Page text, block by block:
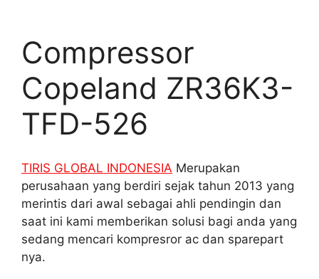
Compressor
Copeland ZR36K3-
TFD-526
TIRIS GLOBAL INDONESIA Merupakan
perusahaan yang berdiri sejak tahun 2013 yang
merintis dari awal sebagai ahli pendingin dan
saat ini kami memberikan solusi bagi anda yang
sedang mencari kompresror ac dan sparepart
nya.